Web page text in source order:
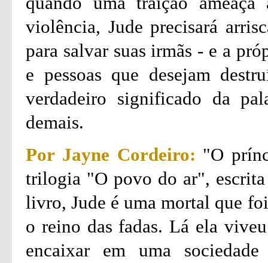
violência, Jude precisará
para salvar suas irmãs - e a
e pessoas que desejam
verdadeiro significado da
demais.
Por Jayne Cordeiro: "O
trilogia "O povo do ar",
livro, Jude é uma mortal que
o reino das fadas. Lá ela
encaixar em uma